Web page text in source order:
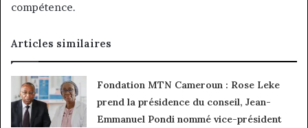
compétence.
Articles similaires
Fondation MTN Cameroun : Rose Leke
prend la présidence du conseil, Jean-
Emmanuel Pondi nommé vice-président